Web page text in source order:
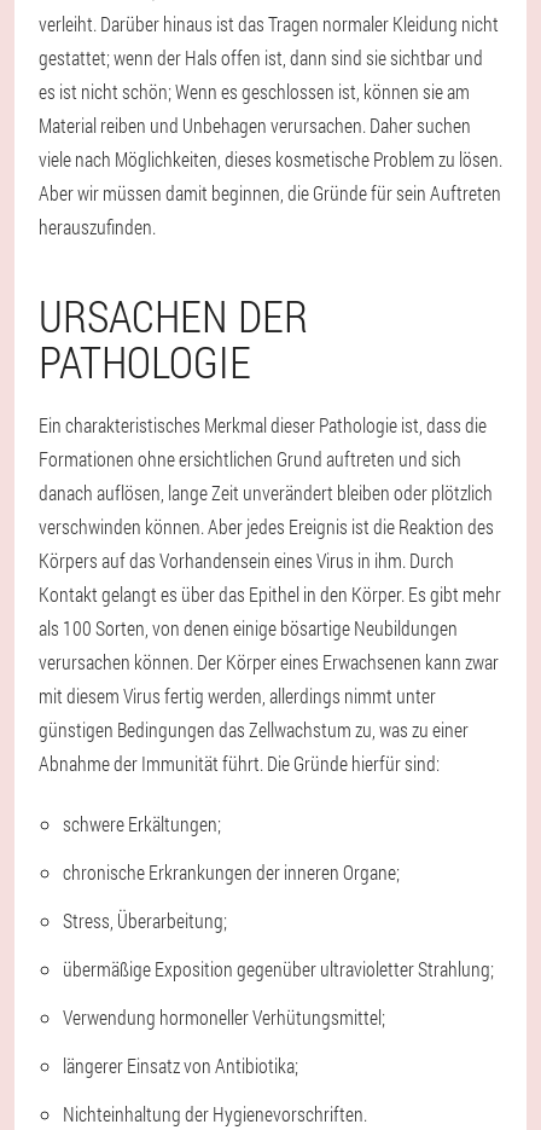
verleiht. Darüber hinaus ist das Tragen normaler Kleidung nicht
gestattet; wenn der Hals offen ist, dann sind sie sichtbar und
es ist nicht schön; Wenn es geschlossen ist, können sie am
Material reiben und Unbehagen verursachen. Daher suchen
viele nach Möglichkeiten, dieses kosmetische Problem zu lösen.
Aber wir müssen damit beginnen, die Gründe für sein Auftreten
herauszufinden.
URSACHEN DER
PATHOLOGIE
Ein charakteristisches Merkmal dieser Pathologie ist, dass die
Formationen ohne ersichtlichen Grund auftreten und sich
danach auflösen, lange Zeit unverändert bleiben oder plötzlich
verschwinden können. Aber jedes Ereignis ist die Reaktion des
Körpers auf das Vorhandensein eines Virus in ihm. Durch
Kontakt gelangt es über das Epithel in den Körper. Es gibt mehr
als 100 Sorten, von denen einige bösartige Neubildungen
verursachen können. Der Körper eines Erwachsenen kann zwar
mit diesem Virus fertig werden, allerdings nimmt unter
günstigen Bedingungen das Zellwachstum zu, was zu einer
Abnahme der Immunität führt. Die Gründe hierfür sind:
schwere Erkältungen;
chronische Erkrankungen der inneren Organe;
Stress, Überarbeitung;
übermäßige Exposition gegenüber ultravioletter Strahlung;
Verwendung hormoneller Verhütungsmittel;
längerer Einsatz von Antibiotika;
Nichteinhaltung der Hygienevorschriften.